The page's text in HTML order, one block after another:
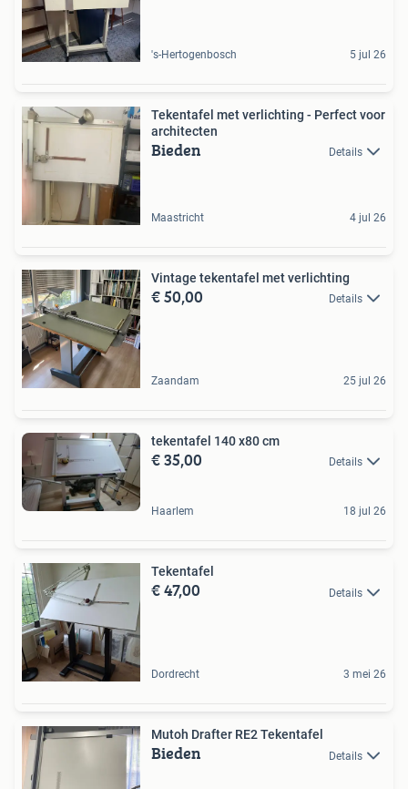
's-Hertogenbosch 5 jul 26
Tekentafel met verlichting - Perfect voor
architecten
Bieden Details
Maastricht 4 jul 26
Vintage tekentafel met verlichting
€ 50,00 Details
Zaandam 25 jul 26
tekentafel 140 x80 cm
€ 35,00 Details
Haarlem 18 jul 26
Tekentafel
€ 47,00 Details
Dordrecht 3 mei 26
Mutoh Drafter RE2 Tekentafel
Bieden Details